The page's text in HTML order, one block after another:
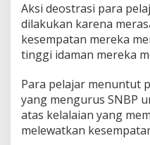
n
g
g
i
l
e
n
e
r
Aksi deostrasi para
dilakukan karena
kesempatan mereka
tinggi idaman mereka
Para pelajar menuntut
yang mengurus SNBP
atas kelalaian yang
melewatkan